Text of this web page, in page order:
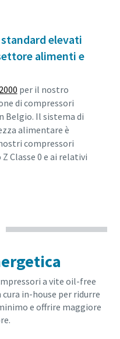
elevati
alimenti e
per il nostro
di compressori
Belgio. Il sistema di
alimentare è
compressori
Classe 0 e ai relativi
a vite oil-free
in-house per ridurre
e offrire maggiore